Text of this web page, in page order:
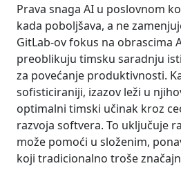
Prava snaga AI u poslovnom
kada poboljšava, a ne
GitLab-ov fokus na obrascima
preoblikuju timsku saradnju
za povećanje produktivnosti.
sofisticiraniji, izazov leži u
optimalni timski učinak kroz
razvoja softvera. To uključuje
može pomoći u složenim,
koji tradicionalno troše